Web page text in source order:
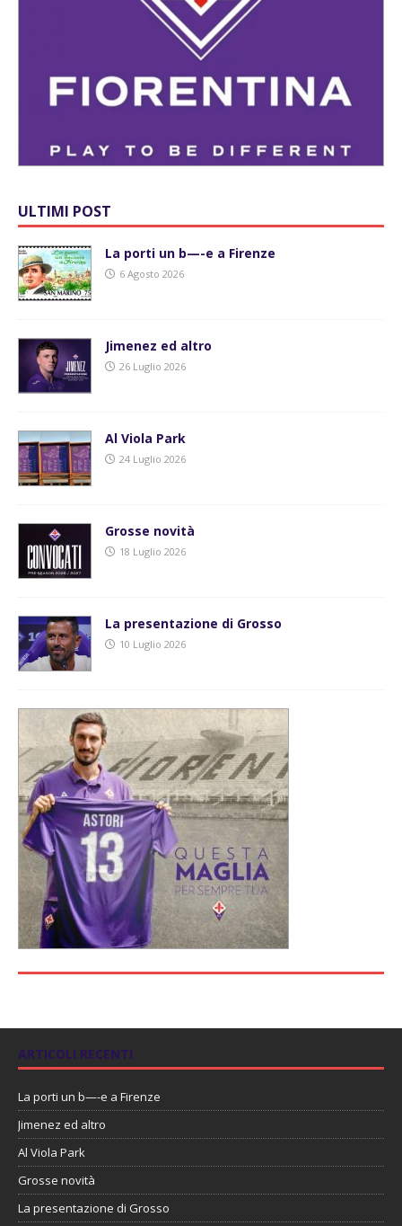
ULTIMI POST
La porti un b—-e a Firenze
6 Agosto 2026
Jimenez ed altro
26 Luglio 2026
Al Viola Park
24 Luglio 2026
Grosse novità
18 Luglio 2026
La presentazione di Grosso
10 Luglio 2026
ARTICOLI RECENTI
La porti un b—-e a Firenze
Jimenez ed altro
Al Viola Park
Grosse novità
La presentazione di Grosso